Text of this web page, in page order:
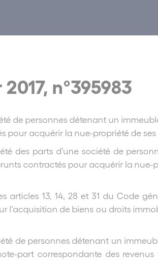
n°395983
de personnes détenant un
pour acquérir la nue-propriété de ses
des parts d’une société de
contractés pour acquérir la nue-
articles 13, 14, 28 et 31 du Code
l’acquisition de biens ou droits
de personnes détenant un
part correspondante des